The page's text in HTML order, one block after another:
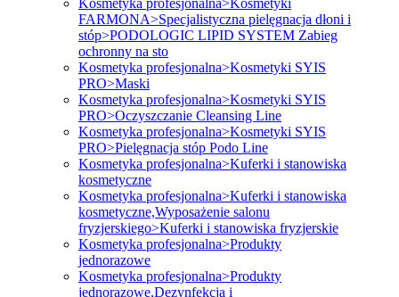
FARMONA>Specjalistyczna pielęgnacja dłoni i
stóp>PODOLOGIC LIPID SYSTEM Zabieg
ochronny na sto
Kosmetyka profesjonalna>Kosmetyki SYIS
PRO>Maski
Kosmetyka profesjonalna>Kosmetyki SYIS
PRO>Oczyszczanie Cleansing Line
Kosmetyka profesjonalna>Kosmetyki SYIS
PRO>Pielęgnacja stóp Podo Line
Kosmetyka profesjonalna>Kuferki i stanowiska
kosmetyczne
Kosmetyka profesjonalna>Kuferki i stanowiska
kosmetyczne,Wyposażenie salonu
fryzjerskiego>Kuferki i stanowiska fryzjerskie
Kosmetyka profesjonalna>Produkty
jednorazowe
Kosmetyka profesjonalna>Produkty
jednorazowe,Dezynfekcja i